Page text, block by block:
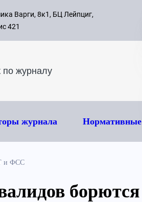
с 09:00
8 495
Варги, 8к1, БЦ Лейпциг,
421
журнала
и ФСС